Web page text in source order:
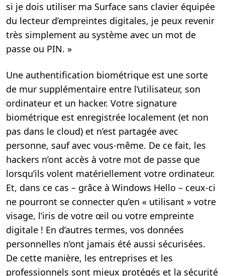
si je dois utiliser ma Surface sans clavier équipée
du lecteur d’empreintes digitales, je peux revenir
très simplement au système avec un mot de
passe ou PIN. »
Une authentification biométrique est une sorte
de mur supplémentaire entre l’utilisateur, son
ordinateur et un hacker. Votre signature
biométrique est enregistrée localement (et non
pas dans le cloud) et n’est partagée avec
personne, sauf avec vous-même. De ce fait, les
hackers n’ont accès à votre mot de passe que
lorsqu’ils volent matériellement votre ordinateur.
Et, dans ce cas – grâce à Windows Hello – ceux-ci
ne pourront se connecter qu’en « utilisant » votre
visage, l’iris de votre œil ou votre empreinte
digitale ! En d’autres termes, vos données
personnelles n’ont jamais été aussi sécurisées.
De cette manière, les entreprises et les
professionnels sont mieux protégés et la sécurité